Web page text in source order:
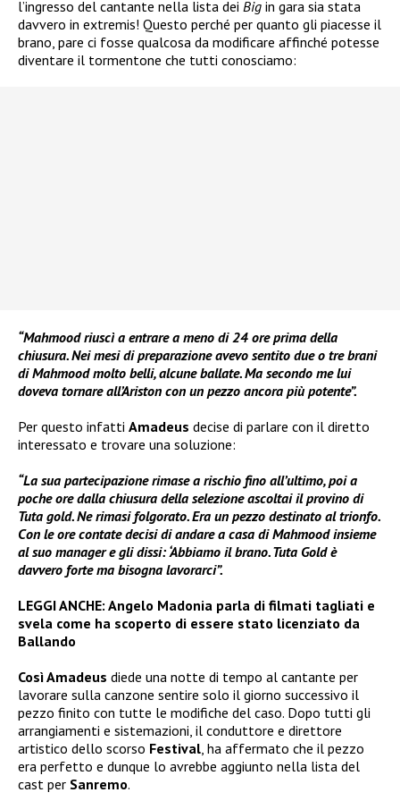
l’ingresso del cantante nella lista dei Big in gara sia stata
davvero in extremis! Questo perché per quanto gli piacesse il
brano, pare ci fosse qualcosa da modificare affinché potesse
diventare il tormentone che tutti conosciamo:
“Mahmood riuscì a entrare a meno di 24 ore prima della
chiusura. Nei mesi di preparazione avevo sentito due o tre brani
di Mahmood molto belli, alcune ballate. Ma secondo me lui
doveva tornare all’Ariston con un pezzo ancora più potente”.
Per questo infatti Amadeus decise di parlare con il diretto
interessato e trovare una soluzione:
“La sua partecipazione rimase a rischio fino all’ultimo, poi a
poche ore dalla chiusura della selezione ascoltai il provino di
Tuta gold. Ne rimasi folgorato. Era un pezzo destinato al trionfo.
Con le ore contate decisi di andare a casa di Mahmood insieme
al suo manager e gli dissi: ‘Abbiamo il brano. Tuta Gold è
davvero forte ma bisogna lavorarci”.
LEGGI ANCHE: Angelo Madonia parla di filmati tagliati e
svela come ha scoperto di essere stato licenziato da
Ballando
Così Amadeus diede una notte di tempo al cantante per
lavorare sulla canzone sentire solo il giorno successivo il
pezzo finito con tutte le modifiche del caso. Dopo tutti gli
arrangiamenti e sistemazioni, il conduttore e direttore
artistico dello scorso Festival , ha affermato che il pezzo
era perfetto e dunque lo avrebbe aggiunto nella lista del
cast per Sanremo.